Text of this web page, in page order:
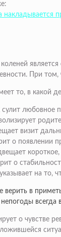
накладывается
коленей
При том,
то, в какой
сулит любовное
визит
о появлении
о
на то,
верить в
всегда
о